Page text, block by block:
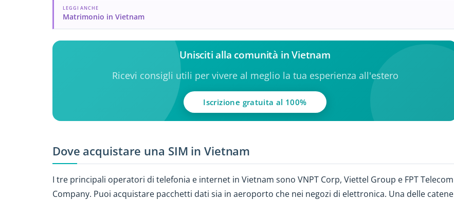
LEGGI ANCHE
Matrimonio in Vietnam
Unisciti alla comunità in Vietnam
Ricevi consigli utili per vivere al meglio la tua esperienza all'estero
Iscrizione gratuita al 100%
Dove acquistare una SIM in Vietnam
I tre principali operatori di telefonia e internet in Vietnam sono VNPT Corp, Viettel Group e FPT Telecom
Company. Puoi acquistare pacchetti dati sia in aeroporto che nei negozi di elettronica. Una delle catene